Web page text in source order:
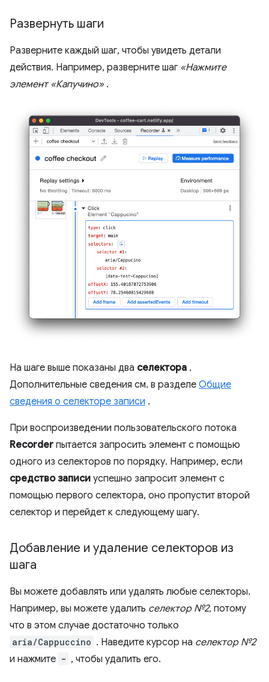
Развернуть шаги
Разверните каждый шаг, чтобы увидеть детали
действия. Например, разверните шаг «Нажмите
элемент «Капучино» .
На шаге выше показаны два селектора .
Дополнительные сведения см. в разделе Общие
сведения о селекторе записи .
При воспроизведении пользовательского потока
Recorder пытается запросить элемент с помощью
одного из селекторов по порядку. Например, если
средство записи успешно запросит элемент с
помощью первого селектора, оно пропустит второй
селектор и перейдет к следующему шагу.
Добавление и удаление селекторов из
шага
Вы можете добавлять или удалять любые селекторы.
Например, вы можете удалить селектор №2, потому
что в этом случае достаточно только
aria/Cappuccino . Наведите курсор на селектор №2
и нажмите - , чтобы удалить его.